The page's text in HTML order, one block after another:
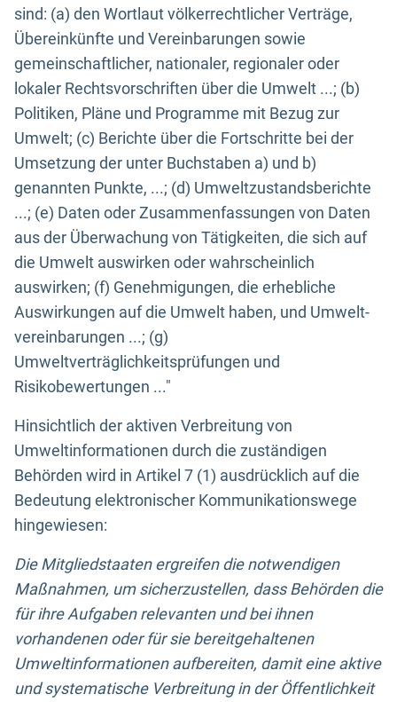
sind: (a) den Wortlaut völkerrechtlicher Verträge,
Übereinkünfte und Vereinbarungen sowie
gemeinschaftlicher, nationaler, regionaler oder
lokaler Rechtsvorschriften über die Umwelt ...; (b)
Politiken, Pläne und Programme mit Bezug zur
Umwelt; (c) Berichte über die Fortschritte bei der
Umsetzung der unter Buchstaben a) und b)
genannten Punkte, ...; (d) Umweltzustandsberichte
...; (e) Daten oder Zusammenfassungen von Daten
aus der Überwachung von Tätigkeiten, die sich auf
die Umwelt auswirken oder wahrscheinlich
auswirken; (f) Genehmigungen, die erhebliche
Auswirkungen auf die Umwelt haben, und Umwelt-
vereinbarungen ...; (g)
Umweltverträglichkeitsprüfungen und
Risikobewertungen ..."
Hinsichtlich der aktiven Verbreitung von
Umweltinformationen durch die zuständigen
Behörden wird in Artikel 7 (1) ausdrücklich auf die
Bedeutung elektronischer Kommunikationswege
hingewiesen:
Die Mitgliedstaaten ergreifen die notwendigen
Maßnahmen, um sicherzustellen, dass Behörden die
für ihre Aufgaben relevanten und bei ihnen
vorhandenen oder für sie bereitgehaltenen
Umweltinformationen aufbereiten, damit eine aktive
und systematische Verbreitung in der Öffentlichkeit